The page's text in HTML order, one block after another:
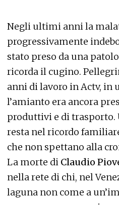
Negli ultimi anni la
progressivamente
stato preso da una
ricorda il cugino.
anni di lavoro in Actv, in
l’amianto era ancora
produttivi e di trasporto.
resta nel ricordo
che non spettano alla
La morte di Claudio
nella rete di chi, nel
laguna non come a